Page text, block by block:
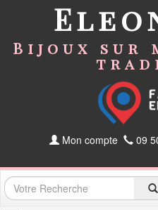
Bijoux sur
Mon compte 09